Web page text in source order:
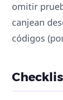
omitir
canjean
códigos